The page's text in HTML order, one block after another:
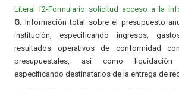
Literal_f2-
G. Información total sobre el presupuesto
institución, especificando ingresos,
resultados operativos de conformidad
presupuestales, así como liquidación
especificando destinatarios de la entrega de